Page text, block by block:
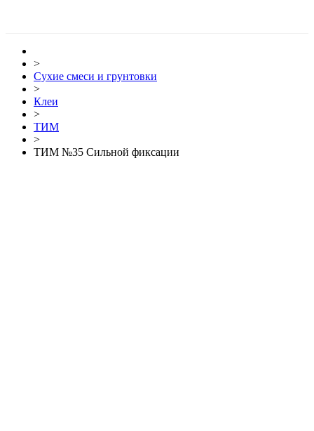
>
Сухие смеси и грунтовки
>
Клеи
>
ТИМ
>
ТИМ №35 Сильной фиксации